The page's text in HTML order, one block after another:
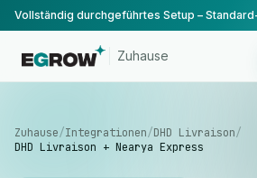
Zuhause
Zuhause/Integrationen/DHD Livraison/
DHD Livraison + Nearya Express